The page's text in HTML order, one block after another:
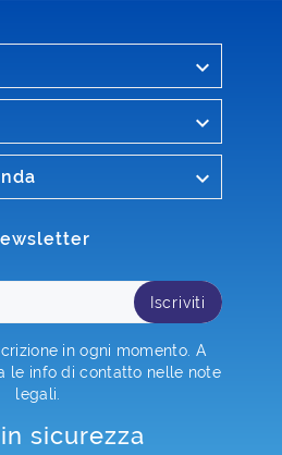



Iscriviti
in ogni momento. A
le info di contatto nelle note
legali.
sicurezza